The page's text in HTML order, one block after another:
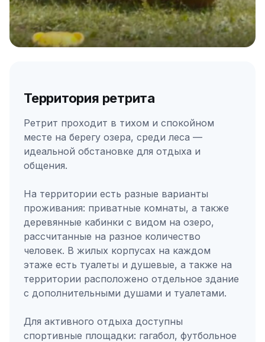
Территория ретрита
Ретрит проходит в тихом и спокойном
месте на берегу озера, среди леса —
идеальной обстановке для отдыха и
общения.
На территории есть разные варианты
проживания: приватные комнаты, а также
деревянные кабинки с видом на озеро,
рассчитанные на разное количество
человек. В жилых корпусах на каждом
этаже есть туалеты и душевые, а также на
территории расположено отдельное здание
с дополнительными душами и туалетами.
Для активного отдыха доступны
спортивные площадки: гагабол, футбольное